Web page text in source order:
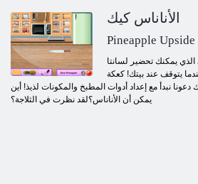
الأناناس كيك
Pineapple
الذي يمكنك تحضير لسانتا
يتوقف عند بيتك! كعكة
دعونا نبدأ مع إعداد أدوات المطبخ والمكونات لذيذ! أين
يمكن أن الأناناس؟لقد نظرت في الثلاجة؟